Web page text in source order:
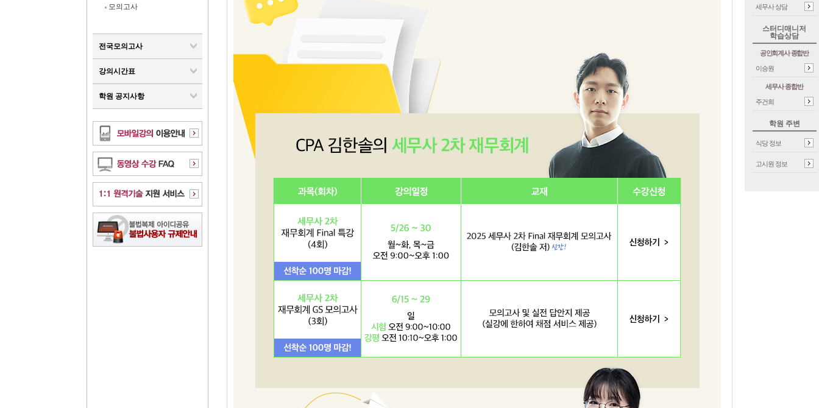
모의고사
전국모의고사
강의시간표
학원 공지사항
세무사 상담
스터디매니저
학습상담
공인회계사 종합반
이승원
세무사 종합반
주건희
학원 주변
식당 정보
고시원 정보